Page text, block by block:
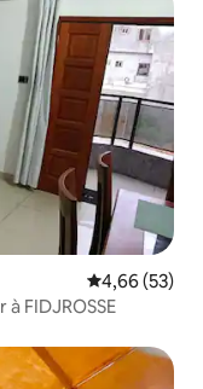
Évaluation
4,66 (53)
FIDJROSSE